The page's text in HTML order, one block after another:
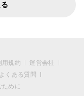
用規約
運営会社
よくある質問
ために